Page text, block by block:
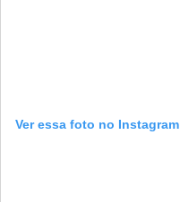
Ver essa foto no Instagram